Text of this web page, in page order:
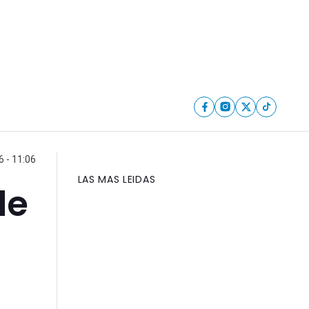
- 11:06
LAS MAS LEIDAS